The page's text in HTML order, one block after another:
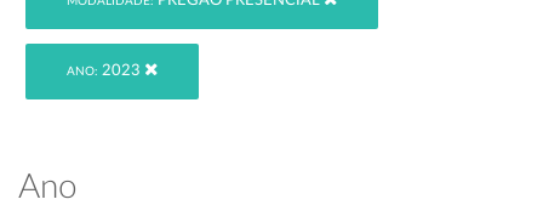
ANO: 2023
Ano